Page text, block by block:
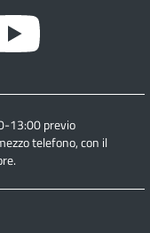
13:00 previo
telefono, con il